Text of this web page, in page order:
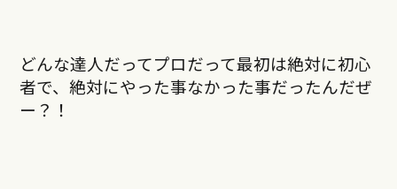
どんな達人だってプロだって最初は絶対に初心
者で、絶対にやった事なかった事だったんだぜ
ー？！